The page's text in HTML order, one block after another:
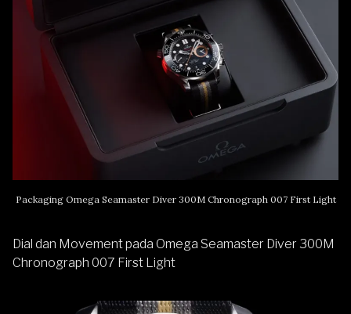
Packaging Omega Seamaster Diver 300M Chronograph 007 First Light
Dial dan Movement pada Omega Seamaster Diver 300M
Chronograph 007 First Light